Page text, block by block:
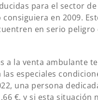
para el sector
en 2009.
en serio
a la venta ambulante
especiales
una persona
€, y si esta